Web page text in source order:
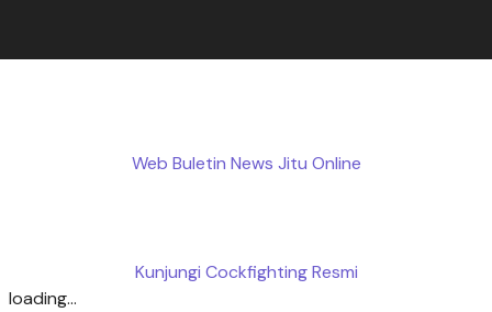
Web Buletin News Jitu Online
Kunjungi Cockfighting Resmi
loading...